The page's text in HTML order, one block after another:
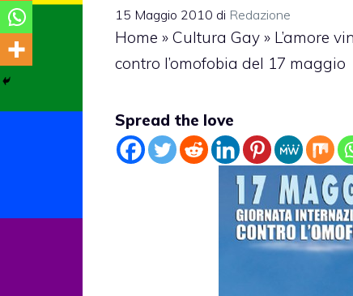
15 Maggio 2010 di Redazione
Home » Cultura Gay » L’amore
contro l’omofobia del 17 maggio
Spread the love